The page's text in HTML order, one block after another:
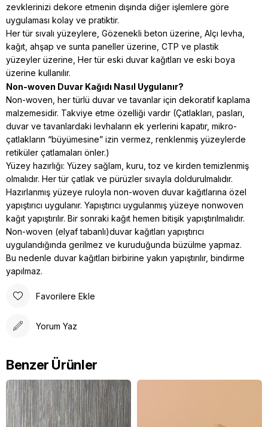
zevklerinizi dekore etmenin dışında diğer işlemlere göre
uygulaması kolay ve pratiktir.
Her tür sıvalı yüzeylere, Gözenekli beton üzerine, Alçı levha,
kağıt, ahşap ve sunta paneller üzerine, CTP ve plastik
yüzeyler üzerine, Her tür eski duvar kağıtları ve eski boya
üzerine kullanılır.
Non-woven Duvar Kağıdı Nasıl Uygulanır?
Non-woven, her türlü duvar ve tavanlar için dekoratif kaplama
malzemesidir. Takviye etme özelliği vardır (Çatlakları, pasları,
duvar ve tavanlardaki levhaların ek yerlerini kapatır, mikro-
çatlakların “büyümesine” izin vermez, renklenmiş yüzeylerde
retiküler çatlamaları önler.)
Yüzey hazırlığı: Yüzey sağlam, kuru, toz ve kirden temizlenmiş
olmalıdır. Her tür çatlak ve pürüzler sıvayla doldurulmalıdır.
Hazırlanmış yüzeye ruloyla non-woven duvar kağıtlarına özel
yapıştırıcı uygulanır. Yapıştırıcı uygulanmış yüzeye nonwoven
kağıt yapıştırılır. Bir sonraki kağıt hemen bitişik yapıştırılmalıdır.
Non-woven (elyaf tabanlı)duvar kağıtları yapıştırıcı
uygulandığında gerilmez ve kuruduğunda büzülme yapmaz.
Bu nedenle duvar kağıtları birbirine yakın yapıştırılır, bindirme
yapılmaz.
Favorilere Ekle
Yorum Yaz
Benzer Ürünler